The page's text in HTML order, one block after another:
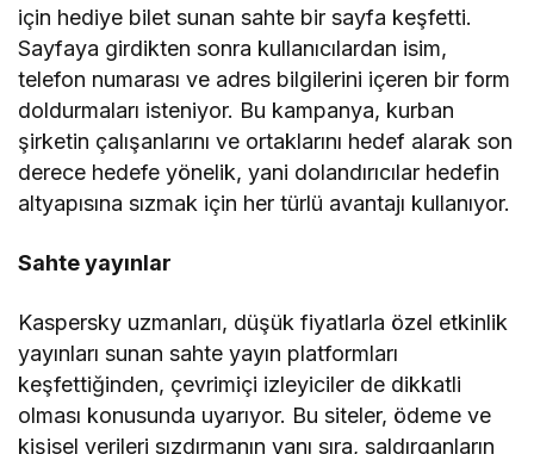
için hediye bilet sunan sahte bir sayfa keşfetti.
Sayfaya girdikten sonra kullanıcılardan isim,
telefon numarası ve adres bilgilerini içeren bir form
doldurmaları isteniyor. Bu kampanya, kurban
şirketin çalışanlarını ve ortaklarını hedef alarak son
derece hedefe yönelik, yani dolandırıcılar hedefin
altyapısına sızmak için her türlü avantajı kullanıyor.
Sahte yayınlar
Kaspersky uzmanları, düşük fiyatlarla özel etkinlik
yayınları sunan sahte yayın platformları
keşfettiğinden, çevrimiçi izleyiciler de dikkatli
olması konusunda uyarıyor. Bu siteler, ödeme ve
kişisel verileri sızdırmanın yanı sıra, saldırganların